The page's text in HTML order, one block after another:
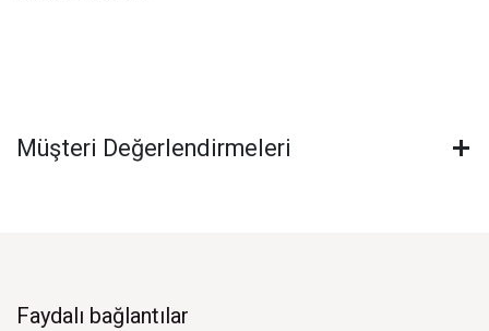
Müşteri Değerlendirmeleri
Faydalı bağlantılar